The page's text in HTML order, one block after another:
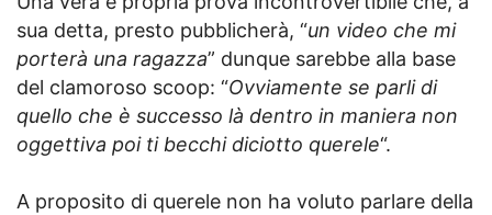
sua detta, presto pubblicherà, “un video che mi
porterà una ragazza” dunque sarebbe alla base
del clamoroso scoop: “Ovviamente se parli di
quello che è successo là dentro in maniera non
oggettiva poi ti becchi diciotto querele“.
A proposito di querele non ha voluto parlare della